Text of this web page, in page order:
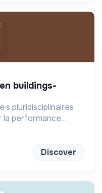
pluridisciplinaires
la performance
Discover